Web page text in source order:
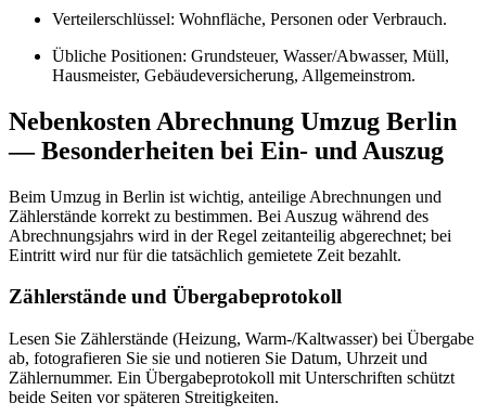
Verteilerschlüssel: Wohnfläche, Personen oder Verbrauch.
Übliche Positionen: Grundsteuer, Wasser/Abwasser, Müll,
Hausmeister, Gebäudeversicherung, Allgemeinstrom.
Nebenkosten Abrechnung Umzug Berlin
— Besonderheiten bei Ein- und Auszug
Beim Umzug in Berlin ist wichtig, anteilige Abrechnungen und
Zählerstände korrekt zu bestimmen. Bei Auszug während des
Abrechnungsjahrs wird in der Regel zeitanteilig abgerechnet; bei
Eintritt wird nur für die tatsächlich gemietete Zeit bezahlt.
Zählerstände und Übergabeprotokoll
Lesen Sie Zählerstände (Heizung, Warm-/Kaltwasser) bei Übergabe
ab, fotografieren Sie sie und notieren Sie Datum, Uhrzeit und
Zählernummer. Ein Übergabeprotokoll mit Unterschriften schützt
beide Seiten vor späteren Streitigkeiten.